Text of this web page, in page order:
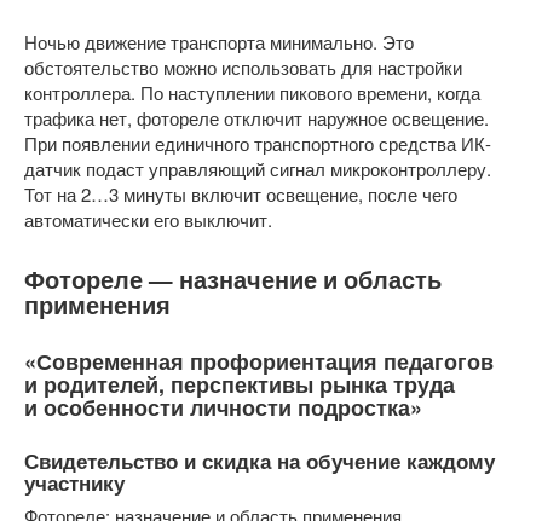
Ночью движение транспорта минимально. Это
обстоятельство можно использовать для настройки
контроллера. По наступлении пикового времени, когда
трафика нет, фотореле отключит наружное освещение.
При появлении единичного транспортного средства ИК-
датчик подаст управляющий сигнал микроконтроллеру.
Тот на 2…3 минуты включит освещение, после чего
автоматически его выключит.
Фотореле — назначение и область
применения
«Современная профориентация педагогов
и родителей, перспективы рынка труда
и особенности личности подростка»
Свидетельство и скидка на обучение каждому
участнику
Фотореле: назначение и область применения